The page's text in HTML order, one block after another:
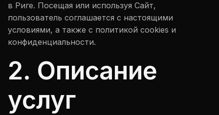
в Риге. Посещая или используя Сайт,
пользователь соглашается с настоящими
условиями, а также с политикой cookies и
конфиденциальности.
2. Описание
услуг